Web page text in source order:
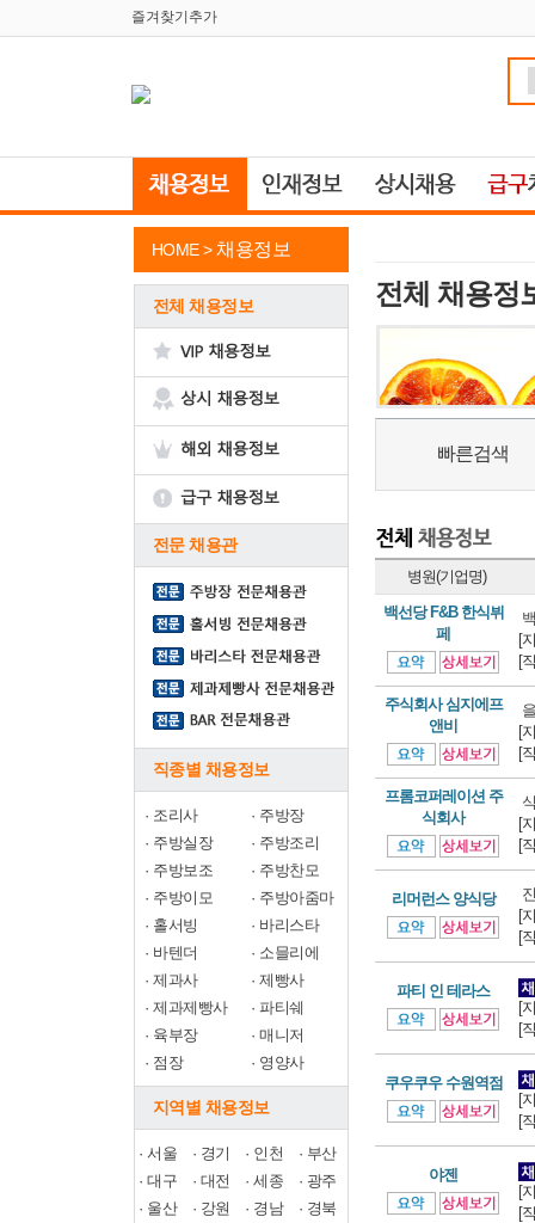
즐겨찾기추가
HOME > 채용정보
전체 채용정보
전문 채용관
직종별 채용정보
· 조리사 · 주방장
· 주방실장 · 주방조리
· 주방보조 · 주방찬모
· 주방이모 · 주방아줌마
· 홀서빙 · 바리스타
· 바텐더 · 소믈리에
·제과사 ·제빵사
·제과제빵사 ·파티쉐
· 육부장 ·매니저
· 점장 · 영양사
지역별 채용정보
· 서울 · 경기 · 인천 · 부산
· 대구 · 대전 · 세종 · 광주
· 울산 · 강원 · 경남 · 경북
전체 채용정
빠른검색
병원(기업명)
백선당 F&B 한식뷔
페
[
[
주식회사 심지에프
앤비
[
[
프롬코퍼레이션 주
식회사
[
[
리머런스 양식당
[
[
파티 인 테라스
[
[
쿠우쿠우 수원역점
[
[
야젠
[
[